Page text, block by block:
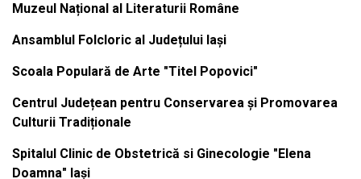
Muzeul Național al Literaturii Române
Ansamblul Folcloric al Județului Iași
Scoala Populară de Arte "Titel Popovici"
Centrul Județean pentru Conservarea și Promovarea
Culturii Tradiționale
Spitalul Clinic de Obstetrică si Ginecologie "Elena
Doamna" Iași